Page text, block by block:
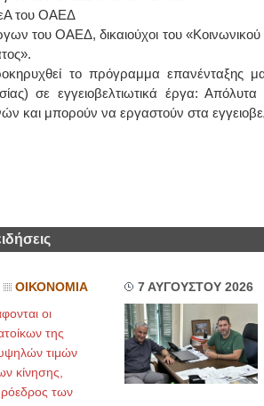
του ΟΑΕΔ
του ΟΑΕΔ, δικαιούχοι του
το πρόγραμμα επανένταξης
σε εγγειοβελτιωτικά έργα:
και μπορούν να εργαστούν στα
ΟΙΚΟΝΟΜΙΑ
οι
της
τιμών
κίνησης,
των
7 ΑΥΓΟΥΣΤΟΥ 2026